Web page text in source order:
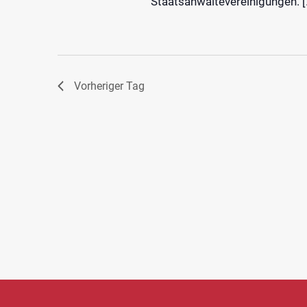
Vorheriger Tag